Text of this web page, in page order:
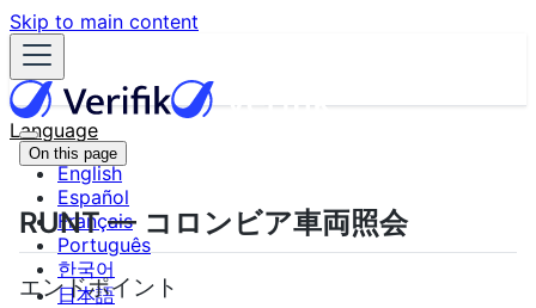
Skip to main content
Language
English
Español
Français
Português
한국어
日本語
On this page
RUNT — コロンビア車両照会
エンドポイント